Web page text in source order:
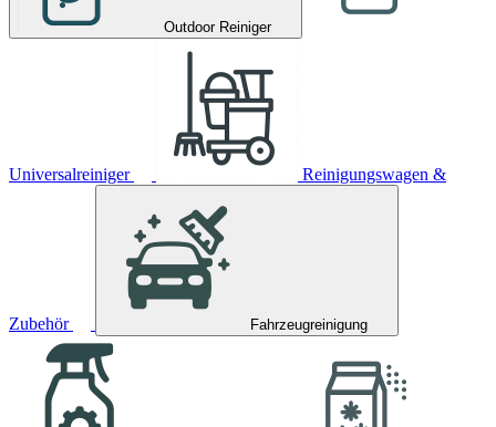
Outdoor Reiniger
Universalreiniger Reinigungswagen &
Zubehör Fahrzeugreinigung